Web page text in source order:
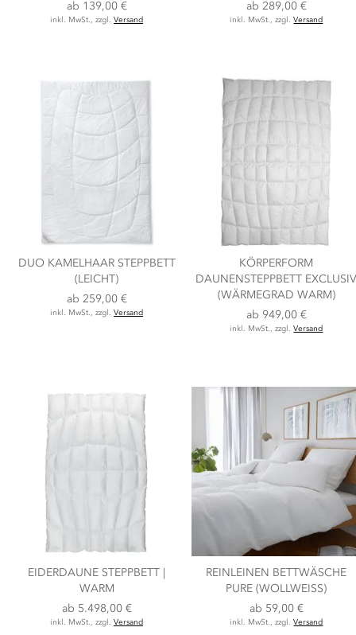
ab 139,00 €
inkl. MwSt., zzgl. Versand
ab 289,00 €
inkl. MwSt., zzgl.Versand
DUO KAMELHAAR STEPPBETT
(LEICHT)
ab 259,00 €
inkl. MwSt., zzgl. Versand
KÖRPERFORM
DAUNENSTEPPBETT
(WÄRMEGRAD WARM)
ab 949,00 €
inkl. MwSt., zzgl.Versand
EIDERDAUNE STEPPBETT |
WARM
ab 5.498,00 €
inkl. MwSt., zzgl. Versand
REINLEINEN BETTWÄSCHE
PURE (WOLLWEISS)
ab 59,00 €
inkl. MwSt., zzgl.Versand